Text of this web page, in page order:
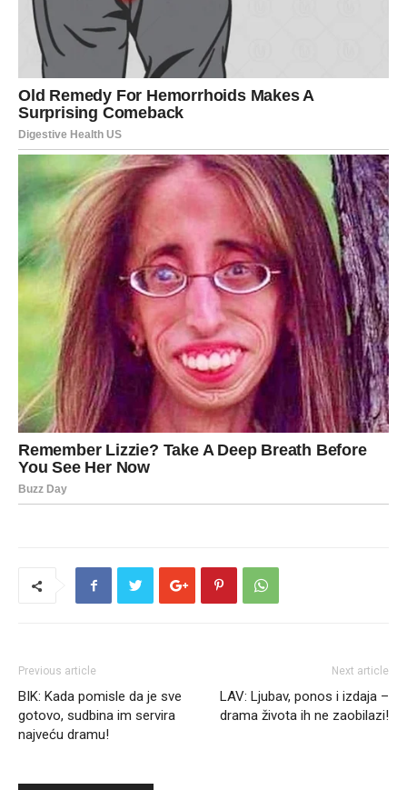
Previous article
BIK: Kada pomisle da je sve
gotovo, sudbina im servira
najveću dramu!
Next article
LAV: Ljubav, ponos i izdaja –
drama života ih ne zaobilazi!